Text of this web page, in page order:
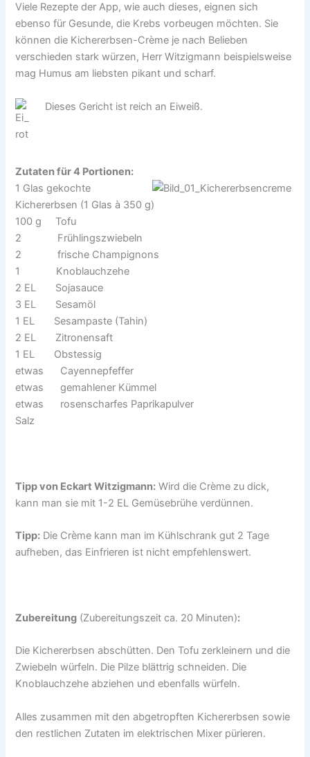
Viele Rezepte der App, wie auch dieses, eignen sich
ebenso für Gesunde, die Krebs vorbeugen möchten. Sie
können die Kichererbsen-Crème je nach Belieben
verschieden stark würzen, Herr Witzigmann beispielsweise
mag Humus am liebsten pikant und scharf.
Dieses Gericht ist reich an Eiweiß.
Zutaten für 4 Portionen:
1 Glas gekochte
Kichererbsen (1 Glas à 350 g)
100 g Tofu
2 Frühlingszwiebeln
2 frische Champignons
1 Knoblauchzehe
2 EL Sojasauce
3 EL Sesamöl
1 EL Sesampaste (Tahin)
2 EL Zitronensaft
1 EL Obstessig
etwas Cayennepfeffer
etwas gemahlener Kümmel
etwas rosenscharfes Paprikapulver
Salz
Tipp von Eckart Witzigmann: Wird die Crème zu dick,
kann man sie mit 1-2 EL Gemüsebrühe verdünnen.
Tipp: Die Crème kann man im Kühlschrank gut 2 Tage
aufheben, das Einfrieren ist nicht empfehlenswert.
Zubereitung (Zubereitungszeit ca. 20 Minuten):
Die Kichererbsen abschütten. Den Tofu zerkleinern und die
Zwiebeln würfeln. Die Pilze blättrig schneiden. Die
Knoblauchzehe abziehen und ebenfalls würfeln.
Alles zusammen mit den abgetropften Kichererbsen sowie
den restlichen Zutaten im elektrischen Mixer pürieren.